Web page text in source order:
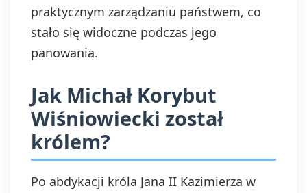
praktycznym zarządzaniu państwem, co
stało się widoczne podczas jego
panowania.
Jak Michał Korybut
Wiśniowiecki został
królem?
Po abdykacji króla Jana II Kazimierza w